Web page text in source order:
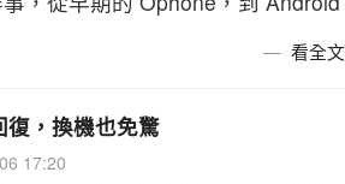
看全文
，換機也免驚
17:20